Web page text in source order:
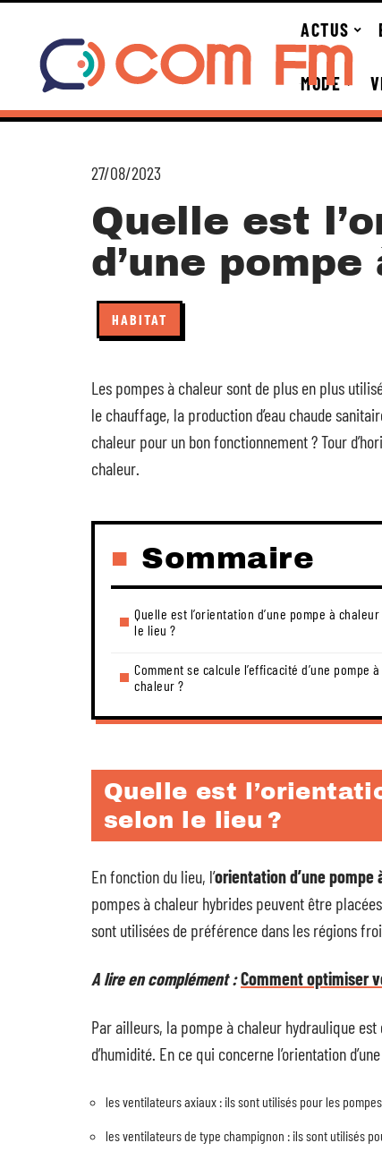
ACTUS
MODE
27/08/2023
Quelle est
d’une
HABITAT
Les pompes à chaleur sont de plus en plus
le chauffage, la production d’eau chaude
chaleur pour un bon fonctionnement ? Tour
chaleur.
Sommaire
Quelle est l’orientation d’une pompe à
le lieu ?
Comment se calcule l’efficacité d’une pompe à
chaleur ?
Quelle est
selon le lieu ?
En fonction du lieu, l’orientation d’une pompe
pompes à chaleur hybrides peuvent être
sont utilisées de préférence dans les régions
A lire en complément :Comment optimiser
Par ailleurs, la pompe à chaleur hydraulique
d’humidité. En ce qui concerne l’orientation
les ventilateurs axiaux : ils sont utilisés pour les
les ventilateurs de type champignon : ils sont utilisés